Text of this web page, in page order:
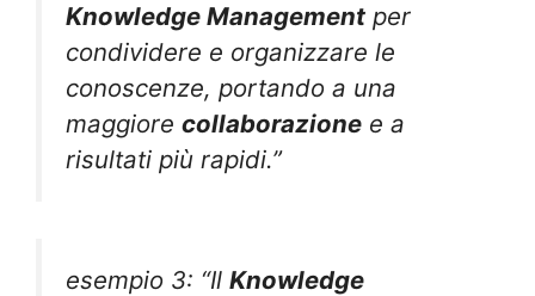
Knowledge Management per
condividere e organizzare le
conoscenze, portando a una
maggiore collaborazione e a
risultati più rapidi.”
esempio 3: “Il Knowledge